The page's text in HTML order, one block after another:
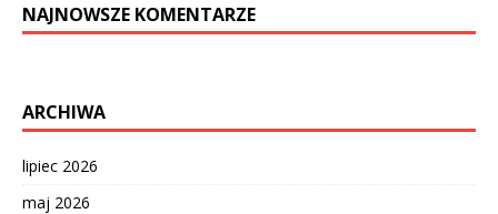
NAJNOWSZE KOMENTARZE
ARCHIWA
lipiec 2026
maj 2026